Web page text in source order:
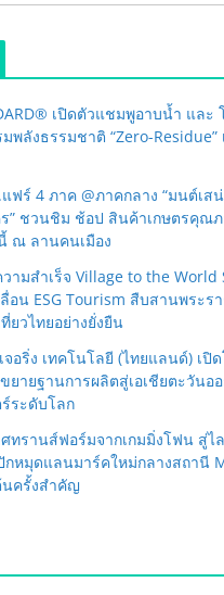
เปิดตัวแชมพูอาบน้ำ แล
พลังธรรมชาติ “Zero-
ฟร์ 4 ภาค @ภาคกลาง “มนต์เส
” ชวนชิม ช้อป สินค้าเกษตรคุณ
ณ ลานคนเมือง
ามสำเร็จ Village to the World
อน ESG Tourism สืบสานพระ
ยวไทยอย่างยั่งยืน
อริ่ง เทคโนโลยี (ไทยแลนด์) เปิ
ายฐานการผลิตสู่เอเชียตะวันออ
ระดับโลก
ศทรานส์ฟอร์มจากเกมมิ่งโฟน สู่
กหมุดแลนมาร์คใหม่กลางสถานี
นครั้งสำคัญ